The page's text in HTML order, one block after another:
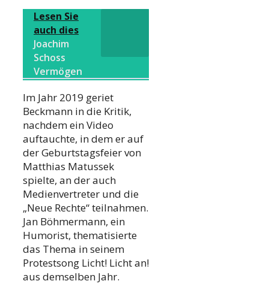
Lesen Sie
auch dies
Joachim
Schoss
Vermögen
Im Jahr 2019 geriet
Beckmann in die Kritik,
nachdem ein Video
auftauchte, in dem er auf
der Geburtstagsfeier von
Matthias Matussek
spielte, an der auch
Medienvertreter und die
„Neue Rechte“ teilnahmen.
Jan Böhmermann, ein
Humorist, thematisierte
das Thema in seinem
Protestsong Licht! Licht an!
aus demselben Jahr.